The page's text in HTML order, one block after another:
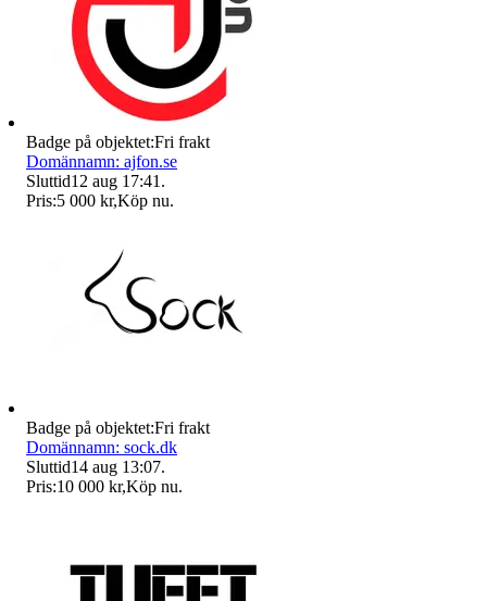
Badge på objektet:Fri frakt
Domännamn: ajfon.se
Sluttid12 aug 17:41 .
Pris:5 000 kr,Köp nu.
Badge på objektet:Fri frakt
Domännamn: sock.dk
Sluttid14 aug 13:07.
Pris:10 000 kr,Köp nu.